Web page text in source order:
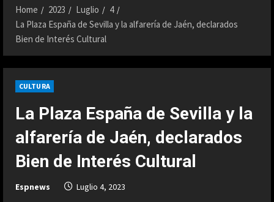
Home 2023 Luglio
4
La Plaza España de Sevilla y la alfarería de Jaén, declarados
Bien de Interés Cultural
CULTURA
La Plaza España de Sevilla y la
alfarería de Jaén, declarados
Bien de Interés Cultural
Espnews Luglio 4, 2023